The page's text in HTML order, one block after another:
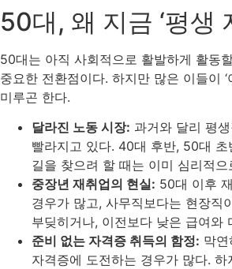
50대, 왜 지금 ‘평생
50대는 아직 사회적으로 활발하게 활동
중요한 전환점이다. 하지만 많은 이들이
미루곤 한다.
달라진 노동 시장: 과거와 달리 평
빨라지고 있다. 40대 후반, 50대
길을 찾으려 할 때는 이미 심리적
중장년 재취업의 현실: 50대 이후
경우가 많고, 사무직보다는 현장직
부딪히거나, 이전보다 낮은 급여와
준비 없는 자격증 취득의 함정: 막
자격증에 도전하는 경우가 많다.